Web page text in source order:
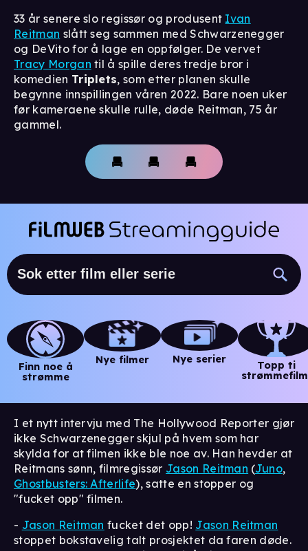
33 år senere slo regissør og produsent Ivan
Reitman slått seg sammen med Schwarzenegger
og DeVito for å lage en oppfølger. De vervet
Tracy Morgan til å spille deres tredje bror i
komedien Triplets, som etter planen skulle
begynne innspillingen våren 2022. Bare noen uker
før kameraene skulle rulle, døde Reitman, 75 år
gammel.
Finn noe å
strømme
Nye filmer Nye serier
Topp ti
I et nytt intervju med The Hollywood Reporter gjør
ikke Schwarzenegger skjul på hvem som har
skylda for at filmen ikke ble noe av. Han hevder at
Reitmans sønn, filmregissør Jason Reitman (Juno,
Ghostbusters: Afterlife), satte en stopper og
"fucket opp" filmen.
- Jason Reitman fucket det opp! Jason Reitman
stoppet bokstavelig talt prosjektet da faren døde.